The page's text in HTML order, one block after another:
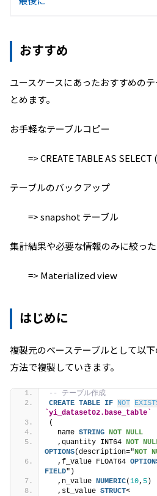
おすすめ
ユースケースにあったおすすめの
とめます。
お手軽なテーブルコピー
=> CREATE TABLE AS SELECT
テーブルのバックアップ
=> snapshot テーブル
集計結果や必要な情報のみに絞っ
=> Materialized view
はじめに
複製元のベーステーブルとして以
方法で複製していきます。
-- テーブル作成
CREATE TABLE IF NOT
`yi_dataset02.base_table`
(
  name
STRING NOT NULL
  ,quantity INT64
NOT
OPTIONS(description="NOT
  ,f_value FLOAT64
FIELD")
  ,n_value
NUMERIC(10, 5 )
  ,st_value
STRUCT<